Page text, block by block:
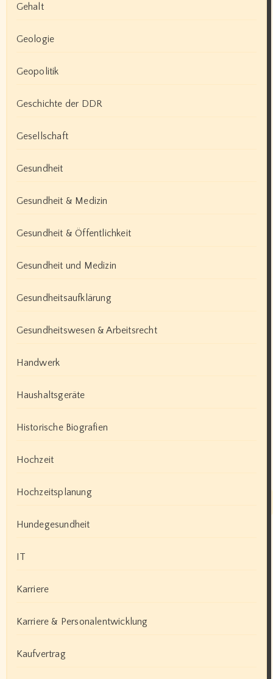
Gehalt
Geologie
Geopolitik
Geschichte der DDR
Gesellschaft
Gesundheit
Gesundheit & Medizin
Gesundheit & Öffentlichkeit
Gesundheit und Medizin
Gesundheitsaufklärung
Gesundheitswesen & Arbeitsrecht
Handwerk
Haushaltsgeräte
Historische Biografien
Hochzeit
Hochzeitsplanung
Hundegesundheit
IT
Karriere
Karriere & Personalentwicklung
Kaufvertrag